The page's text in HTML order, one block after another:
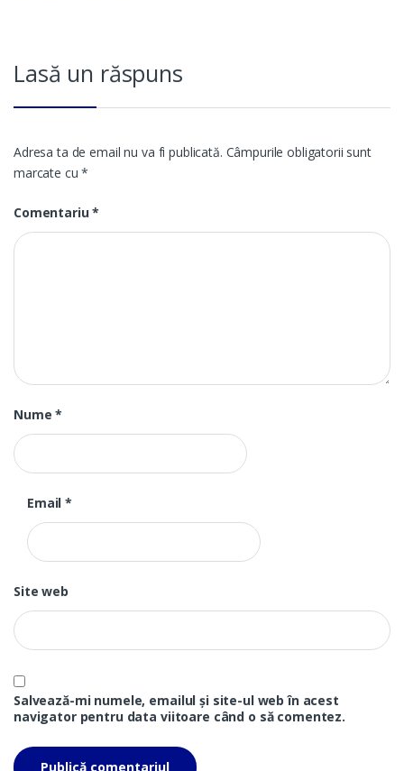
Lasă un răspuns
Adresa ta de email nu va fi publicată. Câmpurile obligatorii sunt
marcate cu*
Comentariu*
Nume*
Email*
Site web
Salvează-mi numele, emailul și site-ul web în acest
navigator pentru data viitoare când o să comentez.